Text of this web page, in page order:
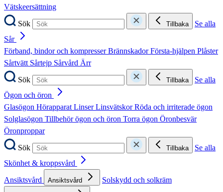
Vätskeersättning
Sök
Tillbaka
Se alla
Sår
Förband, bindor och kompresserBrännskadorFörsta-hjälpen Plåster
Sårtvätt Sårtejp Sårvård Ärr
Sök
Tillbaka
Se alla
Ögon och öron
Glasögon HörapparatLinserLinsvätskorRöda och irriterade ögon
Solglasögon Tillbehör ögon och öron Torra ögon Öronbesvär
Öronproppar
Sök
Tillbaka
Se alla
Skönhet & kroppsvård
Ansiktsvård
Ansiktsvård Solskydd och solkräm